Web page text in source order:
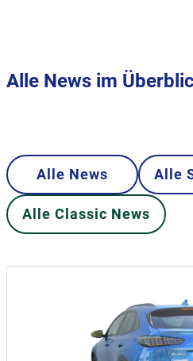
Alle News im
Alle News Alle
Alle Classic News